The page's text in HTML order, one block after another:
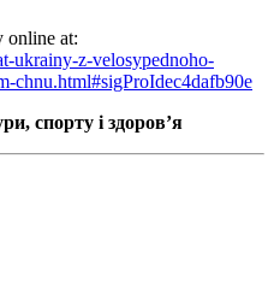
online at:
ukrainy-z-velosypednoho-
chnu.html#sigProIdec4dafb90e
спорту і здоров’я